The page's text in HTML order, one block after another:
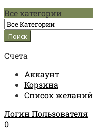
Все категории
Счета
Аккаунт
Корзина
Список желаний
Логин Пользователя
0